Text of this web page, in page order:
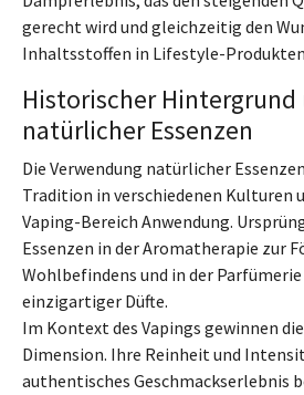
gerecht wird und gleichzeitig den
Inhaltsstoffen in Lifestyle-
Historischer
natürlicher Essenzen
Die Verwendung natürlicher
Tradition in verschiedenen Kulturen
Vaping-Bereich Anwendung.
Essenzen in der Aromatherapie zur
Wohlbefindens und in der
einzigartiger Düfte.
Im Kontext des Vapings gewinnen
Dimension. Ihre Reinheit und
authentisches Geschmackserlebnis